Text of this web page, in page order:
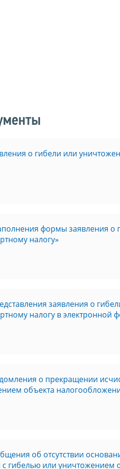
о гибели или
формы заявления о
налогу»
заявления о
налогу в электронной
о прекращении
объекта
об отсутствии
с гибелью или уничтожением